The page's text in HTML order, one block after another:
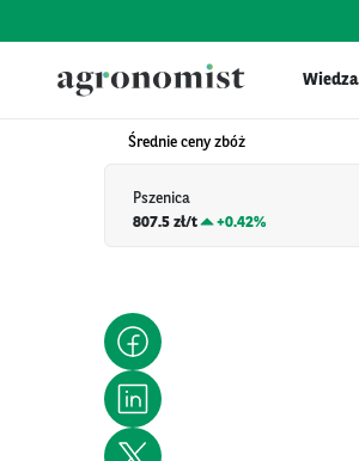
Wiedza
Średnie ceny zbóż
Pszenica
807.5 zł/t
+0.42%